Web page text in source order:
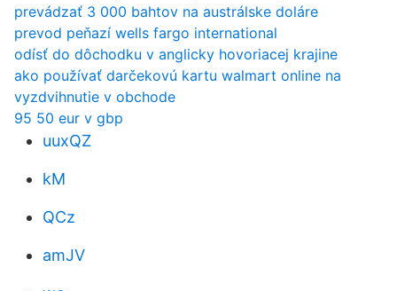
prevádzať 3 000 bahtov na austrálske doláre
prevod peňazí wells fargo international
odísť do dôchodku v anglicky hovoriacej krajine
ako používať darčekovú kartu walmart online na
vyzdvihnutie v obchode
95 50 eur v gbp
uuxQZ
kM
QCz
amJV